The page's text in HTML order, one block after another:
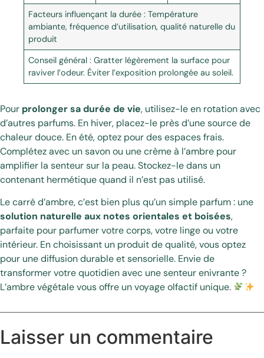
Facteurs influençant la durée : Température
ambiante, fréquence d’utilisation, qualité naturelle du
produit
Conseil général : Gratter légèrement la surface pour
raviver l’odeur. Éviter l’exposition prolongée au soleil.
Pour prolonger sa durée de vie, utilisez-le en rotation avec
d’autres parfums. En hiver, placez-le près d’une source de
chaleur douce. En été, optez pour des espaces frais.
Complétez avec un savon ou une crème à l’ambre pour
amplifier la senteur sur la peau. Stockez-le dans un
contenant hermétique quand il n’est pas utilisé.
Le carré d’ambre, c’est bien plus qu’un simple parfum : une
solution naturelle aux notes orientales et boisées,
parfaite pour parfumer votre corps, votre linge ou votre
intérieur. En choisissant un produit de qualité, vous optez
pour une diffusion durable et sensorielle. Envie de
transformer votre quotidien avec une senteur enivrante ?
L’ambre végétale vous offre un voyage olfactif unique.
Laisser un commentaire